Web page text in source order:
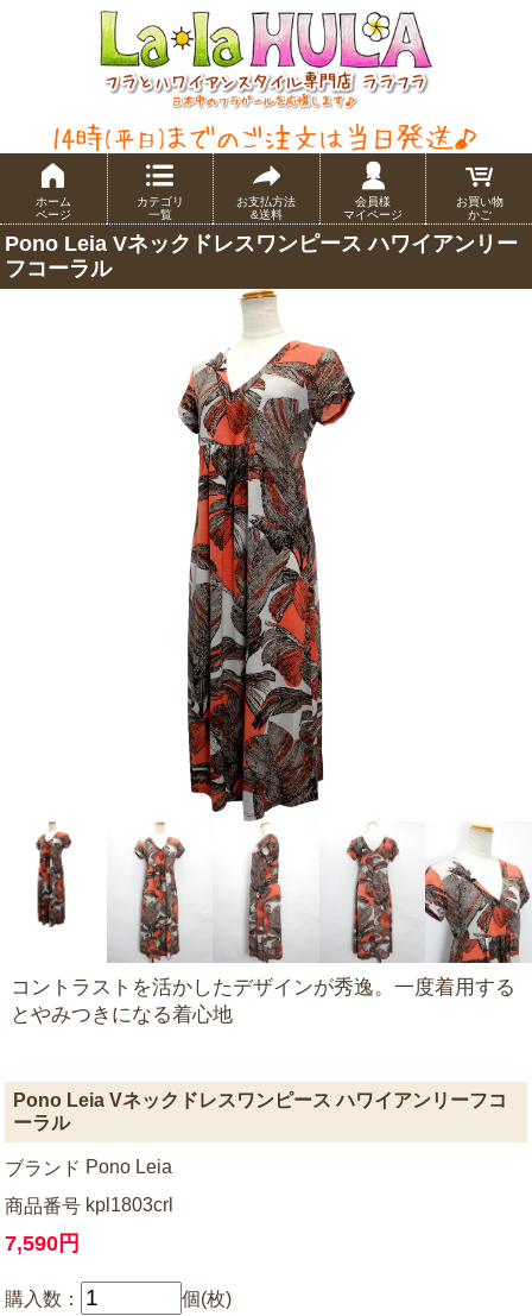
ホーム
ページ
カテゴリ
一覧
お支払方法
&送料
会員様
マイページ
お買い物
かご
Pono Leia Vネックドレスワンピース ハワイアンリー
フコーラル
コントラストを活かしたデザインが秀逸。一度着用する
とやみつきになる着心地
Pono Leia Vネックドレスワンピース ハワイアンリーフコ
ーラル
ブランド Pono Leia
商品番号 kpl1803crl
7,590円
購入数： 個(枚)